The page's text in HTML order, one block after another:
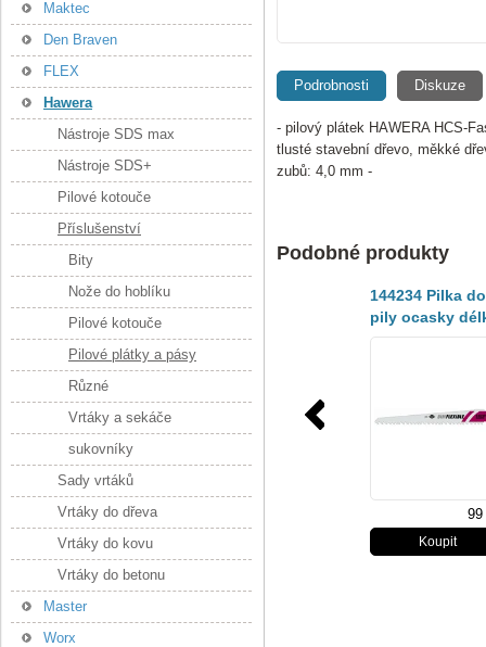
Podrobnosti Diskuze
- pilový plátek HAWERA HCS-
tlusté stavební dřevo, měkké
zubů: 4,0 mm -
Podobné produkty
144234 Pilka do
pily ocasky
130mm, rozteč
Maktec
Den Braven
FLEX
Hawera
Nástroje SDS max
Nástroje SDS+
Pilové kotouče
Příslušenství
Bity
Nože do hoblíku
Pilové kotouče
Pilové plátky a pásy
Různé
Vrtáky a sekáče
sukovníky
Sady vrtáků
Vrtáky do dřeva
Vrtáky do kovu
Vrtáky do betonu
Master
Worx